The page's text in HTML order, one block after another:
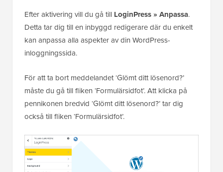
Efter aktivering vill du gå till LoginPress »Anpassa.
Detta tar dig till en inbyggd redigerare där du enkelt
kan anpassa alla aspekter av din WordPress-
inloggningssida.
För att ta bort meddelandet ‘Glömt ditt lösenord?’
måste du gå till fliken ‘Formulärsidfot’. Att klicka på
pennikonen bredvid ‘Glömt ditt lösenord?’ tar dig
också till fliken ‘Formulärsidfot’.